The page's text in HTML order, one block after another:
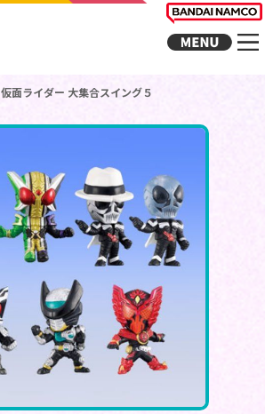
仮面ライダー 大集合スイング５